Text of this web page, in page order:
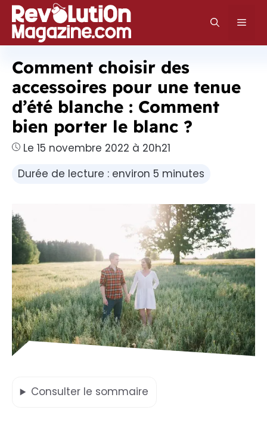
Aller
au
contenu
Comment choisir des
accessoires pour une tenue
d’été blanche : Comment
bien porter le blanc ?
Le 15 novembre 2022 à 20h21
Durée de lecture : environ 5 minutes
Consulter le sommaire